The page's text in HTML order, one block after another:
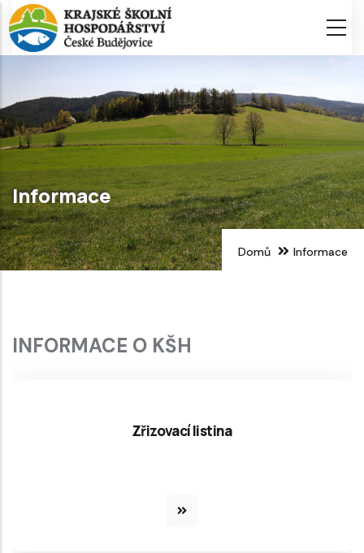
Přejít
Informace
Domů Informace
INFORMACE O KŠH
Zřizovací listina